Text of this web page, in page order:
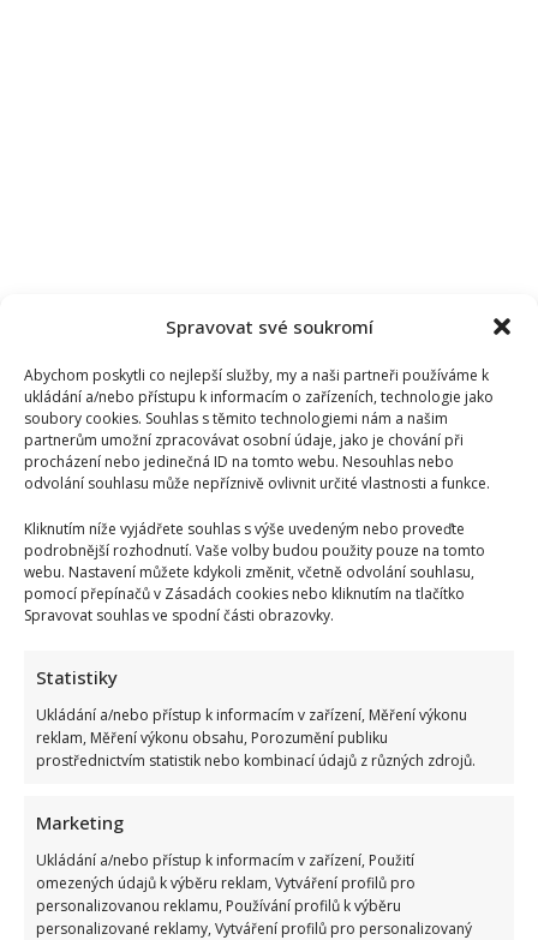
Spravovat své soukromí
Abychom poskytli co nejlepší služby, my a naši partneři používáme k
ukládání a/nebo přístupu k informacím o zařízeních, technologie jako
soubory cookies. Souhlas s těmito technologiemi nám a našim
partnerům umožní zpracovávat osobní údaje, jako je chování při
procházení nebo jedinečná ID na tomto webu. Nesouhlas nebo
odvolání souhlasu může nepříznivě ovlivnit určité vlastnosti a funkce.
Kliknutím níže vyjádřete souhlas s výše uvedeným nebo proveďte
podrobnější rozhodnutí. Vaše volby budou použity pouze na tomto
webu. Nastavení můžete kdykoli změnit, včetně odvolání souhlasu,
pomocí přepínačů v Zásadách cookies nebo kliknutím na tlačítko
Spravovat souhlas ve spodní části obrazovky.
Statistiky
Ukládání a/nebo přístup k informacím v zařízení, Měření výkonu
reklam, Měření výkonu obsahu, Porozumění publiku
prostřednictvím statistik nebo kombinací údajů z různých zdrojů.
Marketing
Ukládání a/nebo přístup k informacím v zařízení, Použití
omezených údajů k výběru reklam, Vytváření profilů pro
personalizovanou reklamu, Používání profilů k výběru
personalizované reklamy, Vytváření profilů pro personalizovaný
nemusel být. Za svůj život vděčí manželce
Jak bydlí Jan Bendig: Domov známého zpěváka nepůsobí
nijak přepychově, zaujme spíše svou osobností